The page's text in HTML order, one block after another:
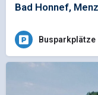
Bad Honnef,
Busparkplätze